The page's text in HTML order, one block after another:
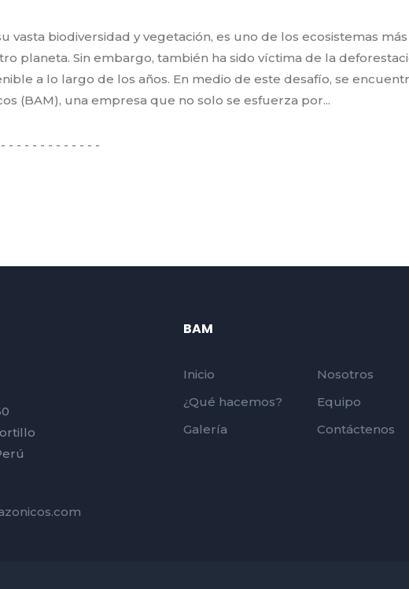
vasta biodiversidad y vegetación, es uno de los ecosistemas más
planeta. Sin embargo, también ha sido víctima de la
a lo largo de los años. En medio de este desafío, se
(BAM), una empresa que no solo se esfuerza por...
BAM
Inicio
Nosotros
¿Qué hacemos?
Equipo
Galería
Contáctenos